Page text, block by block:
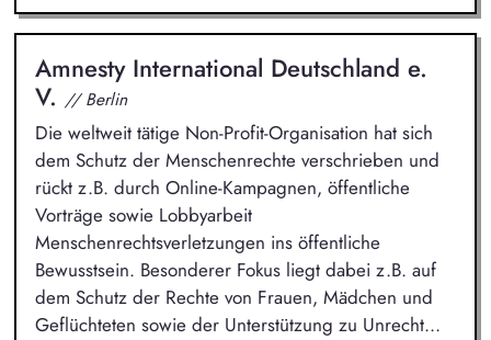
Amnesty International Deutschland e.
V. // Berlin
Die weltweit tätige Non-Profit-Organisation hat sich
dem Schutz der Menschenrechte verschrieben und
rückt z.B. durch Online-Kampagnen, öffentliche
Vorträge sowie Lobbyarbeit
Menschenrechtsverletzungen ins öffentliche
Bewusstsein. Besonderer Fokus liegt dabei z.B. auf
dem Schutz der Rechte von Frauen, Mädchen und
Geflüchteten sowie der Unterstützung zu Unrecht...